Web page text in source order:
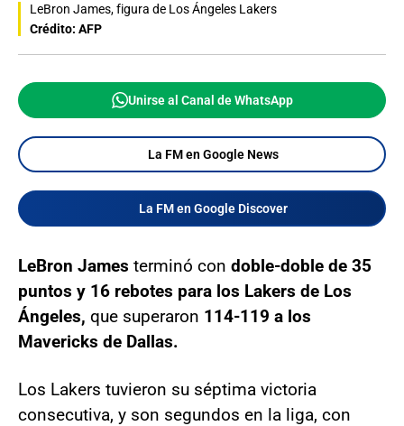
LeBron James, figura de Los Ángeles Lakers
Crédito: AFP
Unirse al Canal de WhatsApp
La FM en Google News
La FM en Google Discover
LeBron James terminó con doble-doble de 35
puntos y 16 rebotes para los Lakers de Los
Ángeles, que superaron 114-119 a los
Mavericks de Dallas.
Los Lakers tuvieron su séptima victoria
consecutiva, y son segundos en la liga, con